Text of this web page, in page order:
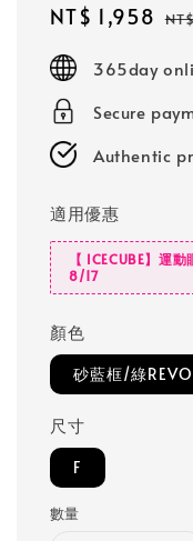
Sale
NT$ 1,958
365day
Secure
Authentic
適用優惠
【 ICECUBE】運
8/17
顏色
砂藍框/綠REVO
尺寸
F
數量